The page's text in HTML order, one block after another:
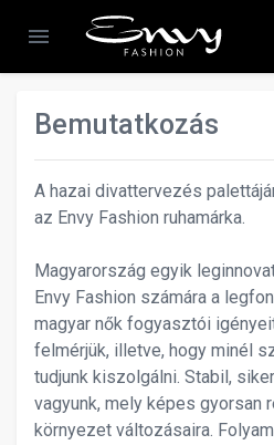
menu
Bemutatkozás
A hazai divattervezés
az Envy Fashion ruhamárka.
Magyarország egyik
Envy Fashion számára a
magyar nők fogyasztói
felmérjük, illetve, hogy minél
tudjunk kiszolgálni. Stabil,
vagyunk, mely képes gyorsan
környezet változásaira.